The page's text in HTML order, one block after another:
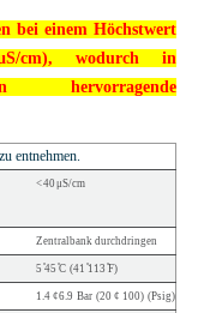
bei einem Höchstwert
cm), wodurch in
hervorragende
entnehmen.
<40 μS/cm
Zentralbank durchdringen
5 ̊45 ̊C (41 ̊113 ̊F)
1.4 ¢6.9 Bar (20 ¢ 100) (Psig)